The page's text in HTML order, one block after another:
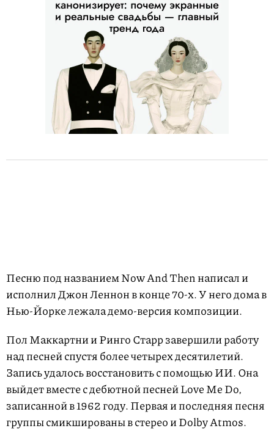
Песню под названием Now And Then написал и
исполнил Джон Леннон в конце 70-х. У него дома в
Нью-Йорке лежала демо-версия композиции.
Пол Маккартни и Ринго Старр завершили работу
над песней спустя более четырех десятилетий.
Запись удалось восстановить с помощью ИИ. Она
выйдет вместе с дебютной песней Love Me Do,
записанной в 1962 году. Первая и последняя песня
группы смикшированы в стерео и Dolby Atmos.